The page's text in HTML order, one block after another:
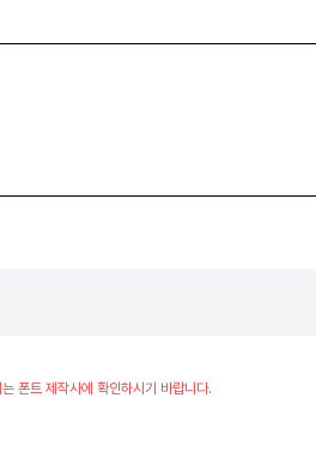
폰트 제작사에 확인하시기 바랍니다.